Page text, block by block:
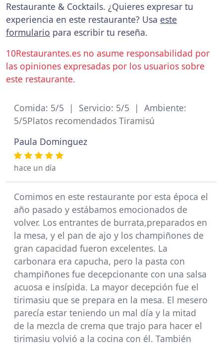
Restaurante & Cocktails. ¿Quieres expresar tu
experiencia en este restaurante? Usa este
formulario para escribir tu reseña.
10Restaurantes.es no asume responsabilidad por
las opiniones expresadas por los usuarios sobre
este restaurante.
Comida: 5/5 | Servicio: 5/5 | Ambiente:
5/5Platos recomendados Tiramisú
Paula Dominguez
hace un día
Comimos en este restaurante por esta época el
año pasado y estábamos emocionados de
volver. Los entrantes de burrata,preparados en
la mesa, y el pan de ajo y los champiñones de
gran capacidad fueron excelentes. La
carbonara era capucha, pero la pasta con
champiñones fue decepcionante con una salsa
acuosa e insípida. La mayor decepción fue el
tirimasiu que se prepara en la mesa. El mesero
parecía estar teniendo un mal día y la mitad
de la mezcla de crema que trajo para hacer el
tirimasiu volvió a la cocina con él. También